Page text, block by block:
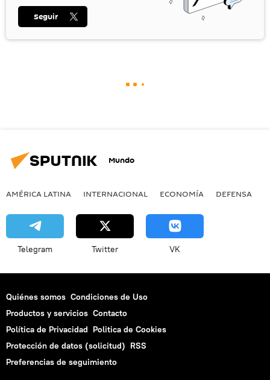
Seguir
Mundo
AMÉRICA LATINA INTERNACIONAL ECONOMÍA DEFENSA
Telegram Twitter VK
Quiénes somos Condiciones de Uso
Productos y servicios Contacto
Política de Privacidad Politica de Cookies
Protección de datos (solicitud) RSS
Preferencias de seguimiento